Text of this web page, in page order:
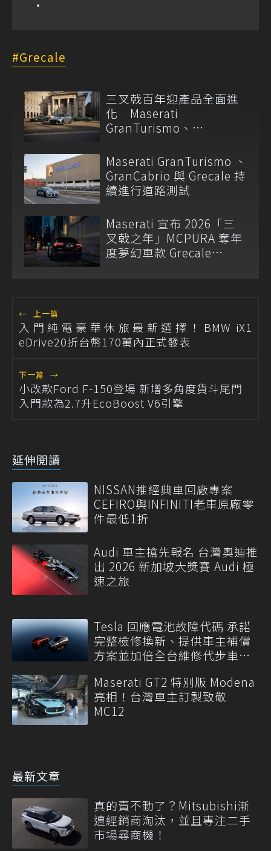
Grecale
三叉戟百年迎產品全面進
化 Maserati
GranTurismo、
步升級
Maserati GranTurismo 、
GranCabrio 與 Grecale 持
續進行道路測試
Maserati 宣布 2026「三
叉戟之年」MCPURA 奪年
度夢幻車款 Grecale
← 上一篇
入門純電豪華休旅最新選擇！BMW iX1
eDrive20折台幣170萬內正式發表
下一篇 →
小改款Ford F-150登場 新增多角度貨斗尾門
入門款為2.7升EcoBoost V6引擎
延伸閱讀
NISSAN推經典車回廠專案
CEFIRO與INFINITI老車原廠零
件最低1折
Audi 車主搶先報名 台灣奧迪推
出 2026 新加坡大獎賽 Audi 極
速之旅
Tesla 回應電池故障代碼 承諾
完整檢修換新、提供車主補償
方案並加倍全台維修代步車數
Maserati GT2 特別版 Modena
亮相！台灣車主訂製致敬
MC12
最新文章
真的賣不動了？Mitsubishi漸
遭經銷商淘汰，並且專注二手
市場尋商機！